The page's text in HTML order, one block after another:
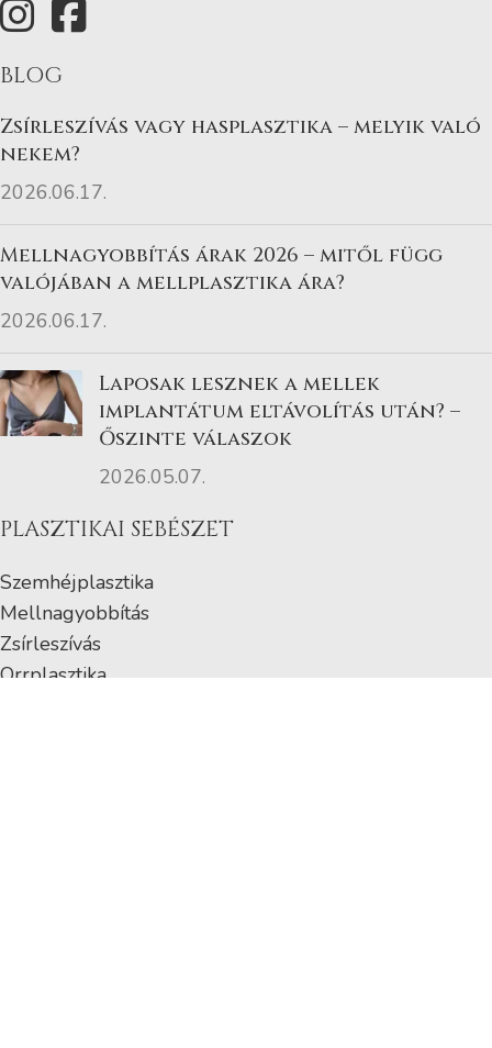
BLOG
Zsírleszívás vagy hasplasztika – melyik való
nekem?
2026.06.17.
Mellnagyobbítás árak 2026 – mitől függ
valójában a mellplasztika ára?
2026.06.17.
Laposak lesznek a mellek
implantátum eltávolítás után? –
Őszinte válaszok
2026.05.07.
PLASZTIKAI SEBÉSZET
Szemhéjplasztika
Mellnagyobbítás
Zsírleszívás
Orrplasztika